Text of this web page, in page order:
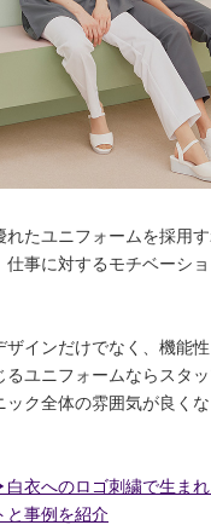
れたユニフォームを採用
事に対するモチベーシ
ザインだけでなく、機能
るユニフォームならスタ
ック全体の雰囲気が良く
衣へのロゴ刺繍で生ま
と事例を紹介